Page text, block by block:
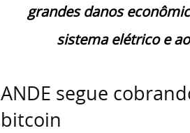
grandes danos
sistema elétrico e
ANDE segue
bitcoin